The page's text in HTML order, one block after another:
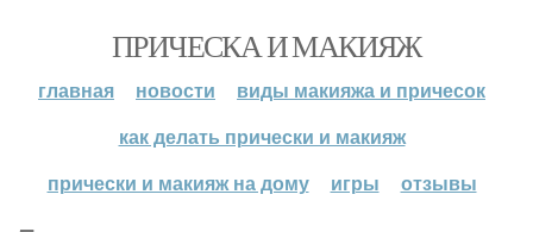
ПРИЧЕСКА И МАКИЯЖ
главная новости
виды макияжа и причесок
как делать прически и макияж
прически и макияж на дому
игры отзывы